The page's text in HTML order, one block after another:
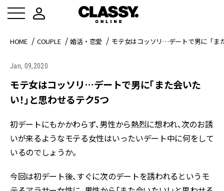
HOME COUPLE 婚活・恋愛 モテ女はコッソリ…デートで男に「ま
Jan, 09,2020
モテ女はコッソリ…デートで男に「また会いた
い！」と思わせるテク5つ
初デートにもかかわらず、男性から熱烈に想われ、次のお誘
いが来るようなモテる女性はいったいデート中に何をして
いるのでしょうか。
今回は初デート後、すぐに次のデートを誘われるというモ